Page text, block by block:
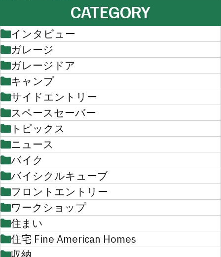
CATEGORY
インタビュー
ガレージ
ガレージドア
キャンプ
サイドエントリー
スペースセーバー
トピックス
ニュース
バイク
バイシクルキューブ
フロントエントリー
ワークショップ
住まい
住宅 Fine American Homes